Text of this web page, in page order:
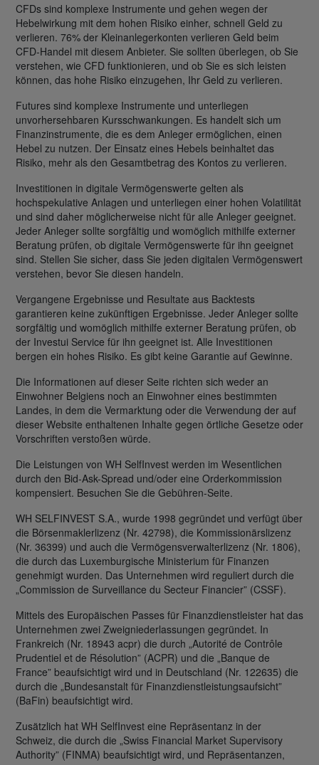
CFDs sind komplexe Instrumente und gehen wegen der
Hebelwirkung mit dem hohen Risiko einher, schnell Geld zu
verlieren. 76% der Kleinanlegerkonten verlieren Geld beim
CFD-Handel mit diesem Anbieter. Sie sollten überlegen, ob Sie
verstehen, wie CFD funktionieren, und ob Sie es sich leisten
können, das hohe Risiko einzugehen, Ihr Geld zu verlieren.
Futures sind komplexe Instrumente und unterliegen
unvorhersehbaren Kursschwankungen. Es handelt sich um
Finanzinstrumente, die es dem Anleger ermöglichen, einen
Hebel zu nutzen. Der Einsatz eines Hebels beinhaltet das
Risiko, mehr als den Gesamtbetrag des Kontos zu verlieren.
Investitionen in digitale Vermögenswerte gelten als
hochspekulative Anlagen und unterliegen einer hohen Volatilität
und sind daher möglicherweise nicht für alle Anleger geeignet.
Jeder Anleger sollte sorgfältig und womöglich mithilfe externer
Beratung prüfen, ob digitale Vermögenswerte für ihn geeignet
sind. Stellen Sie sicher, dass Sie jeden digitalen Vermögenswert
verstehen, bevor Sie diesen handeln.
Vergangene Ergebnisse und Resultate aus Backtests
garantieren keine zukünftigen Ergebnisse. Jeder Anleger sollte
sorgfältig und womöglich mithilfe externer Beratung prüfen, ob
der Investui Service für ihn geeignet ist. Alle Investitionen
bergen ein hohes Risiko. Es gibt keine Garantie auf Gewinne.
Die Informationen auf dieser Seite richten sich weder an
Einwohner Belgiens noch an Einwohner eines bestimmten
Landes, in dem die Vermarktung oder die Verwendung der auf
dieser Website enthaltenen Inhalte gegen örtliche Gesetze oder
Vorschriften verstoßen würde.
Die Leistungen von WH SelfInvest werden im Wesentlichen
durch den Bid-Ask-Spread und/oder eine Orderkommission
kompensiert. Besuchen Sie die Gebühren-Seite.
WH SELFINVEST S.A., wurde 1998 gegründet und verfügt über
die Börsenmaklerlizenz (Nr. 42798), die Kommissionärslizenz
(Nr. 36399) und auch die Vermögensverwalterlizenz (Nr. 1806),
die durch das Luxemburgische Ministerium für Finanzen
genehmigt wurden. Das Unternehmen wird reguliert durch die
„Commission de Surveillance du Secteur Financier” (CSSF).
Mittels des Europäischen Passes für Finanzdienstleister hat das
Unternehmen zwei Zweigniederlassungen gegründet. In
Frankreich (Nr. 18943 acpr) die durch „Autorité de Contrôle
Prudentiel et de Résolution” (ACPR) und die „Banque de
France” beaufsichtigt wird und in Deutschland (Nr. 122635) die
durch die „Bundesanstalt für Finanzdienstleistungsaufsicht”
(BaFin) beaufsichtigt wird.
Zusätzlich hat WH SelfInvest eine Repräsentanz in der
Schweiz, die durch die „Swiss Financial Market Supervisory
Authority” (FINMA) beaufsichtigt wird, und Repräsentanzen,